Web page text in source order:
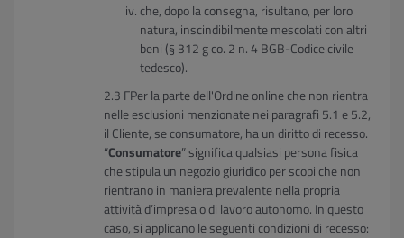
che, dopo la consegna, risultano, per loro
natura, inscindibilmente mescolati con altri
beni (§ 312 g co. 2 n. 4 BGB-Codice civile
tedesco).
FPer la parte dell'Ordine online che non rientra
nelle esclusioni menzionate nei paragrafi 5.1 e 5.2,
il Cliente, se consumatore, ha un diritto di recesso.
“Consumatore” significa qualsiasi persona fisica
che stipula un negozio giuridico per scopi che non
rientrano in maniera prevalente nella propria
attività d’impresa o di lavoro autonomo. In questo
caso, si applicano le seguenti condizioni di recesso: